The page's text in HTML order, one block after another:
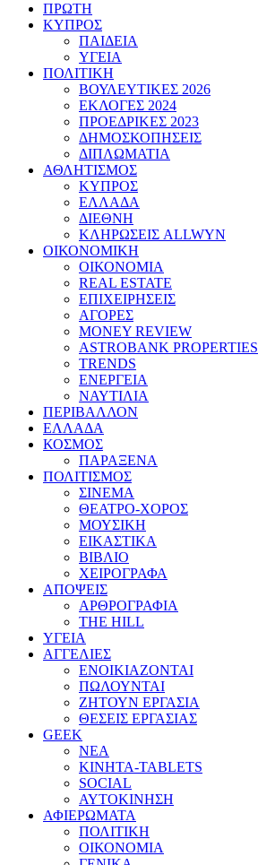
ΠΡΩΤΗ
ΚΥΠΡΟΣ
ΠΑΙΔΕΙΑ
ΥΓΕΙΑ
ΠΟΛΙΤΙΚΗ
ΒΟΥΛΕΥΤΙΚΕΣ 2026
ΕΚΛΟΓΕΣ 2024
ΠΡΟΕΔΡΙΚΕΣ 2023
ΔΗΜΟΣΚΟΠΗΣΕΙΣ
ΔΙΠΛΩΜΑΤΙΑ
ΑΘΛΗΤΙΣΜΟΣ
ΚΥΠΡΟΣ
ΕΛΛΑΔΑ
ΔΙΕΘΝΗ
ΚΛΗΡΩΣΕΙΣ ALLWYN
ΟΙΚΟΝΟΜΙΚΗ
ΟΙΚΟΝΟΜΙΑ
REAL ESTATE
ΕΠΙΧΕΙΡΗΣΕΙΣ
ΑΓΟΡΕΣ
MONEY REVIEW
ASTROBANK PROPERTIES
TRENDS
ΕΝΕΡΓΕΙΑ
ΝΑΥΤΙΛΙΑ
ΠΕΡΙΒΑΛΛΟΝ
ΕΛΛΑΔΑ
ΚΟΣΜΟΣ
ΠΑΡΑΞΕΝΑ
ΠΟΛΙΤΙΣΜΟΣ
ΣΙΝΕΜΑ
ΘΕΑΤΡΟ-ΧΟΡΟΣ
ΜΟΥΣΙΚΗ
ΕΙΚΑΣΤΙΚΑ
ΒΙΒΛΙΟ
ΧΕΙΡΟΓΡΑΦΑ
ΑΠΟΨΕΙΣ
ΑΡΘΡΟΓΡΑΦΙΑ
THE HILL
ΥΓΕΙΑ
ΑΓΓΕΛΙΕΣ
ΕΝΟΙΚΙΑΖΟΝΤΑΙ
ΠΩΛΟΥΝΤΑΙ
ΖΗΤΟΥΝ ΕΡΓΑΣΙΑ
ΘΕΣΕΙΣ ΕΡΓΑΣΙΑΣ
GEEK
ΝΕΑ
ΚΙΝΗΤΑ-TABLETS
SOCIAL
ΑΥΤΟΚΙΝΗΣΗ
ΑΦΙΕΡΩΜΑΤΑ
ΠΟΛΙΤΙΚΗ
ΟΙΚΟΝΟΜΙΑ